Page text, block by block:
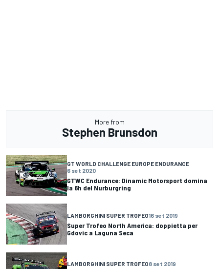
More from
Stephen Brunsdon
GT WORLD CHALLENGE EUROPE ENDURANCE
6 set 2020
GTWC Endurance: Dinamic Motorsport domina
la 6h del Nurburgring
LAMBORGHINI SUPER TROFEO16 set 2019
Super Trofeo North America: doppietta per
Gdovic a Laguna Seca
LAMBORGHINI SUPER TROFEO8 set 2019